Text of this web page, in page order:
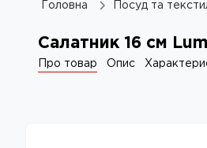
Головна Посуд та
Салатник 16 см
Про товар Опис